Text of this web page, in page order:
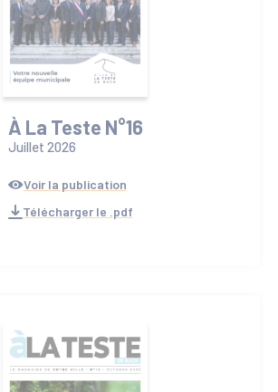
À La Teste N°16
Juillet 2026
Voir la publication
Télécharger le .pdf